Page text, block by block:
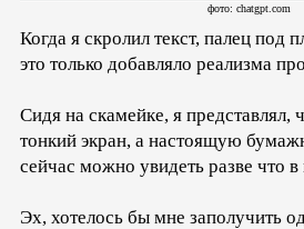
фото: chatgpt.com
Когда я скролил текст, палец под
это только добавляло реализма
Сидя на скамейке, я представлял,
тонкий экран, а настоящую
сейчас можно увидеть разве что в
Эх, хотелось бы мне заполучить